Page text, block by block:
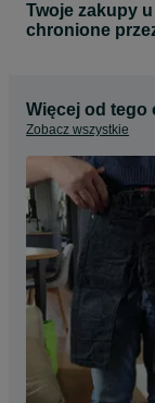
Twoje zakupy
chronione
Więcej od tego
Zobacz wszystkie